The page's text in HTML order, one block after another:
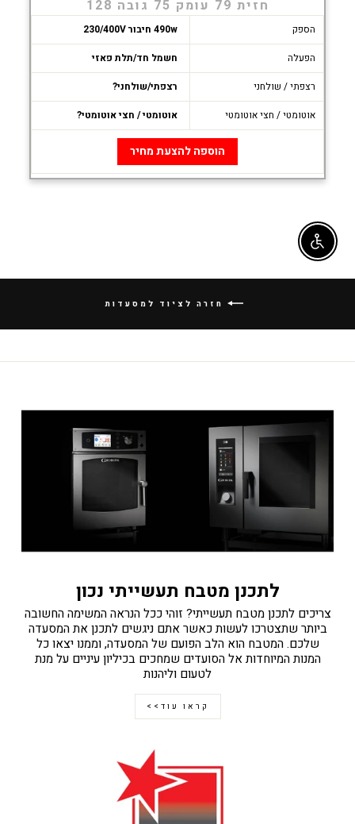
חזית 79 עומק 75 גובה 128
הספק
490w חיבור 230/400V
הפעלה
חשמל חד/תלת פאזי
רצפתי / שולחני
רצפתי/שולחני?
אוטומטי / חצי אוטומטי
אוטומטי / חצי אוטומטי?
הוספה להצעת מחיר
חזרה לציוד למסעדות
לתכנן מטבח תעשייתי נכון
צריכים לתכנן מטבח תעשייתי? זוהי ככל הנראה המשימה החשובה
ביותר שתצטרכו לעשות כאשר אתם ניגשים לתכנן את המסעדה
שלכם. המטבח הוא הלב הפועם של המסעדה, וממנו יצאו כל
המנות המיוחדות אל הסועדים שמחכים בכיליון עיניים על מנת
לטעום וליהנות
קראו עוד>>
Enable accessibility